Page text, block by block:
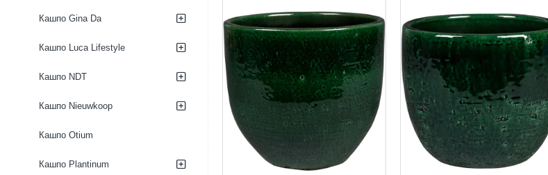
Кашпо Gina Da
Кашпо Luca Lifestyle
Кашпо NDT
Кашпо Nieuwkoop
Кашпо Otium
Кашпо Plantinum